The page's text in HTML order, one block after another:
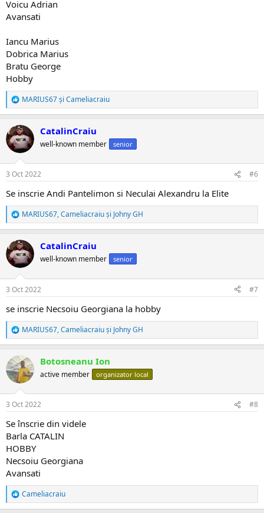
Voicu Adrian
Avansati
Iancu Marius
Dobrica Marius
Bratu George
Hobby
R
e
c
ț
i
MARIUS67și Cameliacraiu
CatalinCraiu
well-known member senior
3 Oct 2022 #6
Se inscrie Andi Pantelimon si Neculai Alexandru la Elite
R
e
c
ț
i
MARIUS67,Cameliacraiuși Johny GH
CatalinCraiu
well-known member senior
3 Oct 2022 #7
se inscrie Necsoiu Georgiana la hobby
R
e
c
ț
i
MARIUS67,Cameliacraiuși Johny GH
Botosneanu Ion
active member organizator local
3 Oct 2022 #8
Se înscrie din videle
Barla CATALIN
HOBBY
Necsoiu Georgiana
Avansati
R
e
Cameliacraiu